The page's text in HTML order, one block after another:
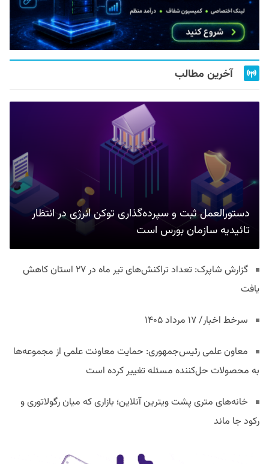
آخرین مطالب
دستورالعمل ثبت و سپرده‌گذاری توکن انرژی در انتظار
تائیدیه سازمان بورس است
گزارش شاپرک: تعداد تراکنش‌های تیر ماه در ۲۷ استان‌ کاهش
یافت
سرخط اخبار/ ۱۷ مرداد ۱۴۰۵
معاون علمی رئیس‌جمهوری: حمایت معاونت علمی از مجموعه‌ها
به محصولات حل‌کننده مسئله تغییر کرده است
خانه‌های متری پشت ویترین آنلاین؛ بازاری که میان رگولاتوری و
رکود جا ماند